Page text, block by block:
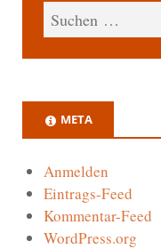
META
Anmelden
Eintrags-Feed
Kommentar-Feed
WordPress.org